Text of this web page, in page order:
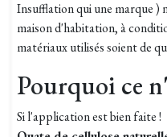
Insufflation qui une marque )
maison d'habitation, à
matériaux utilisés soient de
Pourquoi ce
Si l'application est bien faite !